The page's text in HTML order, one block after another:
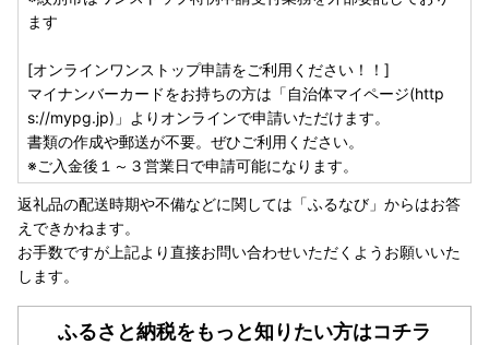
ます
[オンラインワンストップ申請をご利用ください！！]
マイナンバーカードをお持ちの方は「自治体マイページ(http
s://mypg.jp)」よりオンラインで申請いただけます。
書類の作成や郵送が不要。ぜひご利用ください。
※ご入金後１～３営業日で申請可能になります。
返礼品の配送時期や不備などに関しては「ふるなび」からはお答
えできかねます。
お手数ですが上記より直接お問い合わせいただくようお願いいた
します。
ふるさと納税をもっと知りたい方はコチラ